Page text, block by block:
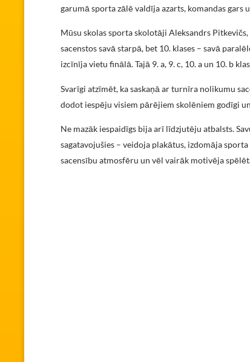
garumā sporta zālē valdīja azarts, komandas gars
Mūsu skolas sporta skolotāji Aleksandrs
sacenstos savā starpā, bet 10. klases – savā
izcīnīja vietu finālā. Tajā 9. a, 9. c, 10. a un 10. b
Svarīgi atzīmēt, ka saskaņā ar turnīra nolikumu
dodot iespēju visiem pārējiem skolēniem godīgi
Ne mazāk iespaidīgs bija arī līdzjutēju atbalsts.
sagatavojušies – veidoja plakātus, izdomāja
sacensību atmosfēru un vēl vairāk motivēja